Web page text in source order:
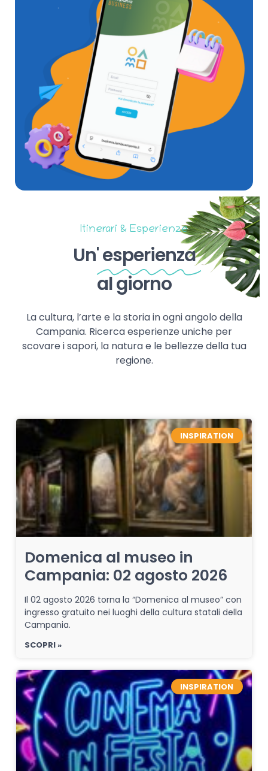
Itinerari & Esperienze
Un'esperienza
al giorno
La cultura, l’arte e la storia in ogni angolo della
Campania. Ricerca esperienze uniche per
scovare i sapori, la natura e le bellezze della tua
regione.
INSPIRATION
Domenica al museo in
Campania: 02 agosto 2026
Il 02 agosto 2026 torna la “Domenica al museo” con
ingresso gratuito nei luoghi della cultura statali della
Campania.
SCOPRI »
INSPIRATION